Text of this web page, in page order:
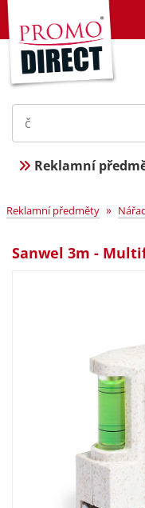
Reklamní
Reklamní předměty »
Sanwel 3m -